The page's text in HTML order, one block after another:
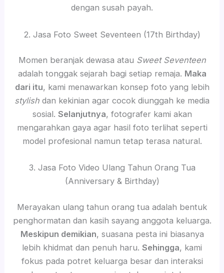
dengan susah payah.
2. Jasa Foto Sweet Seventeen (17th Birthday)
Momen beranjak dewasa atau Sweet Seventeen
adalah tonggak sejarah bagi setiap remaja. Maka
dari itu, kami menawarkan konsep foto yang lebih
stylish dan kekinian agar cocok diunggah ke media
sosial. Selanjutnya, fotografer kami akan
mengarahkan gaya agar hasil foto terlihat seperti
model profesional namun tetap terasa natural.
3. Jasa Foto Video Ulang Tahun Orang Tua
(Anniversary & Birthday)
Merayakan ulang tahun orang tua adalah bentuk
penghormatan dan kasih sayang anggota keluarga.
Meskipun demikian, suasana pesta ini biasanya
lebih khidmat dan penuh haru. Sehingga, kami
fokus pada potret keluarga besar dan interaksi